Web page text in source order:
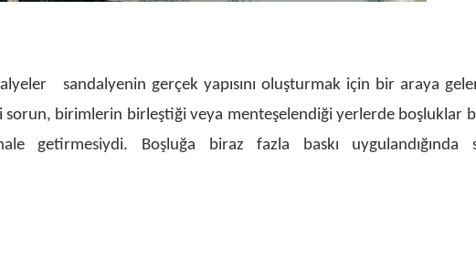
sandalyenin gerçek yapısını oluşturmak için bir araya
birimlerin birleştiği veya menteşelendiği yerlerde boşluklar
getirmesiydi. Boşluğa biraz fazla baskı uygulandığında